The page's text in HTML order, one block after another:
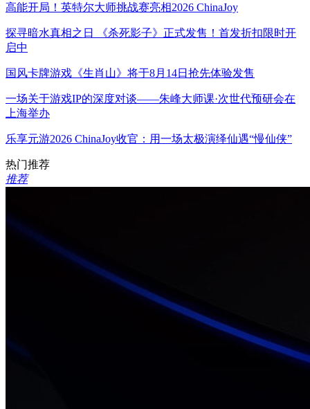
高能开局！英特尔大师挑战赛亮相2026 ChinaJoy
探寻暗水真相之日 《杀死影子》正式发售！首发折扣限时开
启中
国风卡牌游戏《生肖山》将于8月14日抢先体验发售
一场关于游戏IP的深度对谈——朱峰大师课·次世代预研会在
上海举办
乐享元游2026 ChinaJoy收官：用一场太极演绎仙遇“慢仙侠”
热门推荐
推荐